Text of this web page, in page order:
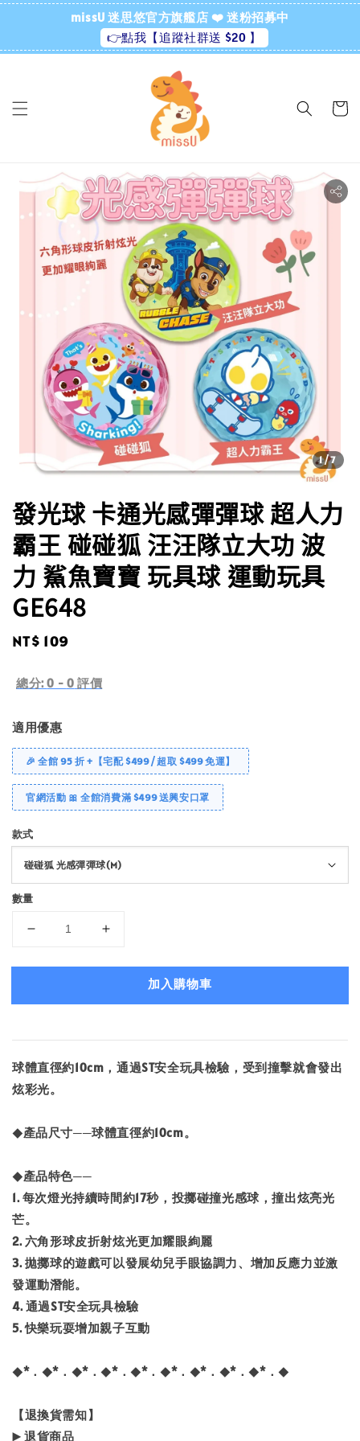
missU 迷思悠官方旗艦店 ❤️ 迷粉招募中
👉點我【追蹤社群送 $20 】
1/7
發光球 卡通光感彈彈球 超人力
霸王 碰碰狐 汪汪隊立大功 波
力 鯊魚寶寶 玩具球 運動玩具
GE648
Regular
NT$ 109
總分:0 - 0 評價
適用優惠
🎉 全館 95 折 +【宅配 $499 / 超取 $499 免運】
官網活動 🎀 全館消費滿 $499 送興安口罩
款式
數量
加入購物車
球體直徑約10cm，通過ST安全玩具檢驗，受到撞擊就會發出
炫彩光。
◆產品尺寸──球體直徑約10cm。
◆產品特色──
1. 每次燈光持續時間約17秒，投擲碰撞光感球，撞出炫亮光
芒。
2. 六角形球皮折射炫光更加耀眼絢麗
3. 拋擲球的遊戲可以發展幼兒手眼協調力、增加反應力並激
發運動潛能。
4. 通過ST安全玩具檢驗
5. 快樂玩耍增加親子互動
◆*．◆*．◆*．◆*．◆*．◆*．◆*．◆*．◆*．◆
【退換貨需知】
▶️ 退貨商品